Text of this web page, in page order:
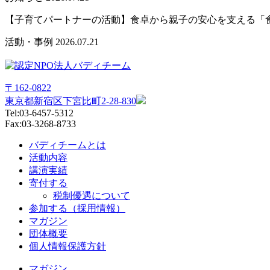
【子育てパートナーの活動】食卓から親子の安心を支える「
活動・事例 2026.07.21
〒162-0822
東京都新宿区下宮比町2-28-830
Tel:03-6457-5312
Fax:03-3268-8733
バディチームとは
活動内容
講演実績
寄付する
税制優遇について
参加する（採用情報）
マガジン
団体概要
個人情報保護方針